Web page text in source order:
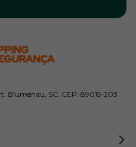
Blumenau, SC. CEP: 89015-203